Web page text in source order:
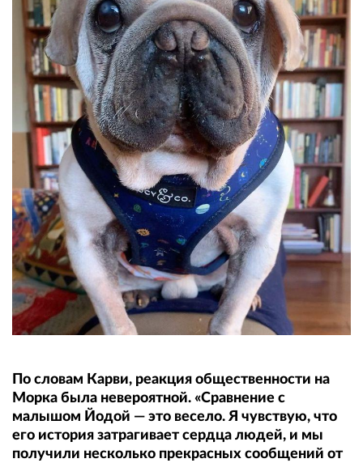
По словам Карви, реакция общественности на
Морка была невероятной. «Сравнение с
малышом Йодой — это весело. Я чувствую, что
его история затрагивает сердца людей, и мы
получили несколько прекрасных сообщений от